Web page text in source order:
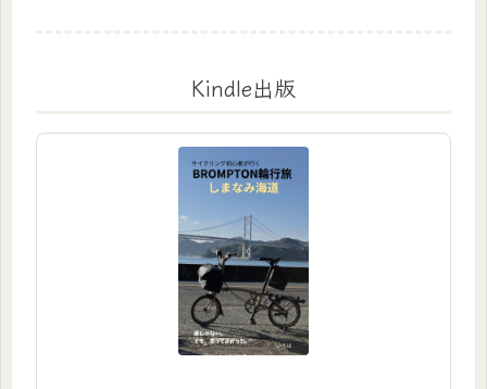
は...
Kindle出版